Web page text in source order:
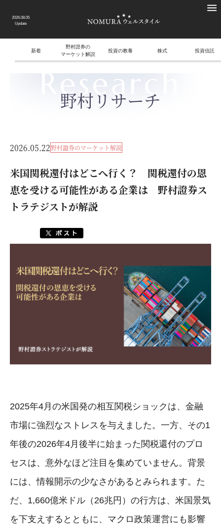
2026.08.05
Update
新着
野村證券の
マーケット解説
投資の教養 株式 投資信託
Research
野村リサーチ
2026.05.22野村證券のマーケット解説
米国関税還付はどこへ行く？ 関税還付の恩
恵を受ける可能性がある企業は 野村證券ス
トラテジストが解説
2025年4月の米国発の相互関税ショックは、金融
市場に強烈なストレスを与えました。一方、その1
年後の2026年4月後半に始まった関税還付のプロ
セスは、意外なほど注目を集めていません。背景
には、情報開示の少なさがあるとみられます。た
だ、1,660億米ドル（26兆円）の行方は、米国景気
を下支えするとともに、マクロ政策運営にも影響